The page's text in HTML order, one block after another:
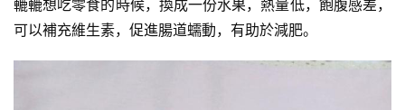
訓
練
轆轆想吃零食的時候，換成一份水果，熱量低，飽腹感差，
可以補充維生素，促進腸道蠕動，有助於減肥。